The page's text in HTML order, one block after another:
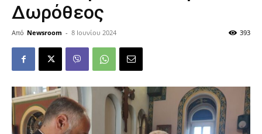
Δωρόθεος
Από Newsroom - 8 Ιουνίου 2024 393